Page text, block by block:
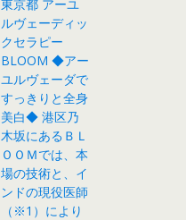
東京都 アーユ
ルヴェーディッ
クセラピー
BLOOM ◆アー
ユルヴェーダで
すっきりと全身
美白◆ 港区乃
木坂にあるＢＬ
ＯＯＭでは、本
場の技術と、イ
ンドの現役医師
（※1）により